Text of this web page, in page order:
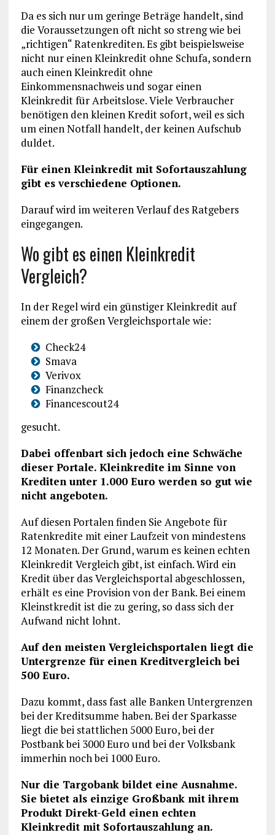
Da es sich nur um geringe Beträge handelt, sind
die Voraussetzungen oft nicht so streng wie bei
„richtigen“ Ratenkrediten. Es gibt beispielsweise
nicht nur einen Kleinkredit ohne Schufa, sondern
auch einen Kleinkredit ohne
Einkommensnachweis und sogar einen
Kleinkredit für Arbeitslose. Viele Verbraucher
benötigen den kleinen Kredit sofort, weil es sich
um einen Notfall handelt, der keinen Aufschub
duldet.
Für einen Kleinkredit mit Sofortauszahlung
gibt es verschiedene Optionen.
Darauf wird im weiteren Verlauf des Ratgebers
eingegangen.
Wo gibt es einen Kleinkredit
Vergleich?
In der Regel wird ein günstiger Kleinkredit auf
einem der großen Vergleichsportale wie:
Check24
Smava
Verivox
Finanzcheck
Financescout24
gesucht.
Dabei offenbart sich jedoch eine Schwäche
dieser Portale. Kleinkredite im Sinne von
Krediten unter 1.000 Euro werden so gut wie
nicht angeboten.
Auf diesen Portalen finden Sie Angebote für
Ratenkredite mit einer Laufzeit von mindestens
12 Monaten. Der Grund, warum es keinen echten
Kleinkredit Vergleich gibt, ist einfach. Wird ein
Kredit über das Vergleichsportal abgeschlossen,
erhält es eine Provision von der Bank. Bei einem
Kleinstkredit ist die zu gering, so dass sich der
Aufwand nicht lohnt.
Auf den meisten Vergleichsportalen liegt die
Untergrenze für einen Kreditvergleich bei
500 Euro.
Dazu kommt, dass fast alle Banken Untergrenzen
bei der Kreditsumme haben. Bei der Sparkasse
liegt die bei stattlichen 5000 Euro, bei der
Postbank bei 3000 Euro und bei der Volksbank
immerhin noch bei 1000 Euro.
Nur die Targobank bildet eine Ausnahme.
Sie bietet als einzige Großbank mit ihrem
Produkt Direkt-Geld einen echten
Kleinkredit mit Sofortauszahlung an.